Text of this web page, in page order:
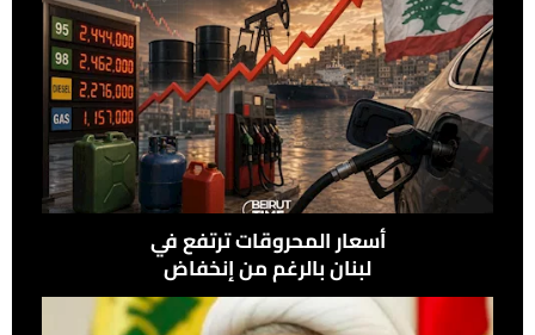
أسعار المحروقات ترتفع في
لبنان بالرغم من إنخفاض
النفط عالميًًا